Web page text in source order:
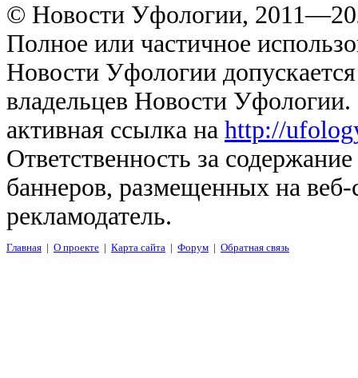
© Новости Уфологии,
Полное или частичное
Новости Уфологии
владельцев Новости
активная ссылка на http://
Ответственность за
баннеров, размещенных на
рекламодатель.
Главная | О проекте | Карта сайта | Форум | Обратная связь